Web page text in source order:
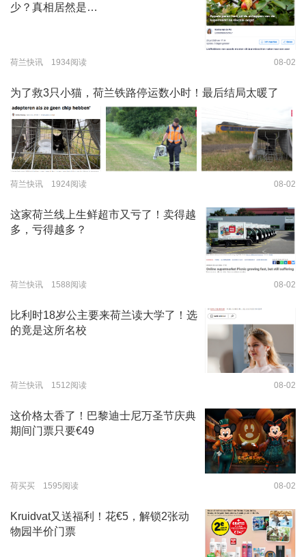
少？真相居然是…
荷兰快讯 1934阅读 08-02
为了救3只小猫，荷兰铁路停运数小时！最后结局太暖了
荷兰快讯 1924阅读 08-02
这家荷兰线上生鲜超市又亏了！卖得越
多，亏得越多？
荷兰快讯 1588阅读 08-02
比利时18岁公主要来荷兰读大学了！选
的竟是这所名校
荷兰快讯 1512阅读 08-02
这价格太香了！巴黎迪士尼万圣节庆典
期间门票只要€49
荷买买 1595阅读 08-02
Kruidvat又送福利！花€5，解锁2张动
物园半价门票